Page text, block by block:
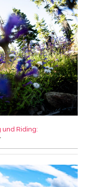
und Riding: